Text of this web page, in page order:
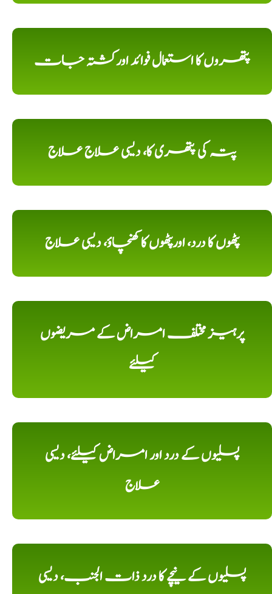
پتھروں کا استعمال فوائد اورکشتہ جات
پتہ کی پتھری کا، دیسی علاج علاج
پٹھوں کا درد، اورپٹھوں کا کھنچاؤ، دیسی علاج
پرہیز مختلف امراض کے مریضوں
کیلئے
پسلیوں کے درد اور امراض کیلئے، دیسی
علاج
پسلیوں کے نیچے کا درد ذات الجنب، دیسی